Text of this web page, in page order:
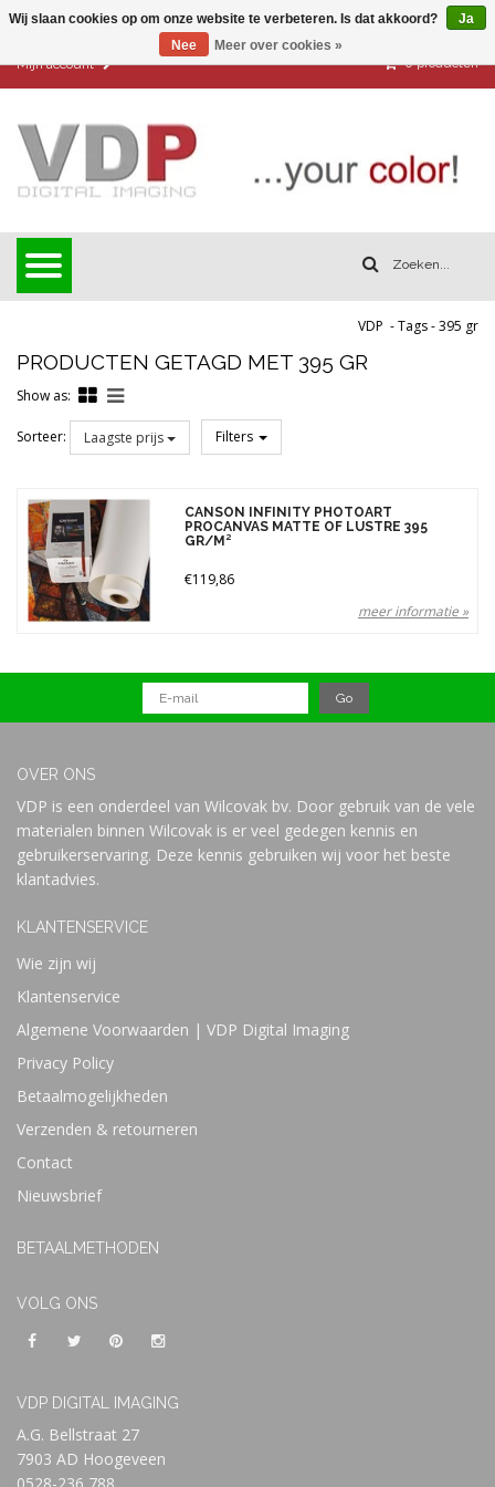
Mijn account 0 producten
VDP -Tags-395 gr
PRODUCTEN GETAGD MET 395 GR
Show as:
Sorteer: Laagste prijs Filters
Gewicht
395 gr (1)
Merken
CANSON INFINITY PHOTOART
PROCANVAS MATTE OF LUSTRE 395
GR/M²
€119,86
meer informatie »
OVER ONS
VDP is een onderdeel van Wilcovak bv. Door gebruik van de vele
materialen binnen Wilcovak is er veel gedegen kennis en
gebruikerservaring. Deze kennis gebruiken wij voor het beste
klantadvies.
KLANTENSERVICE
Wie zijn wij
Klantenservice
Algemene Voorwaarden | VDP Digital Imaging
Privacy Policy
Betaalmogelijkheden
Verzenden & retourneren
Contact
Nieuwsbrief
BETAALMETHODEN
VOLG ONS
VDP DIGITAL IMAGING
A.G. Bellstraat 27
7903 AD Hoogeveen
Wij slaan cookies op om onze website te verbeteren. Is dat akkoord?
Ja
Nee
Meer over cookies »